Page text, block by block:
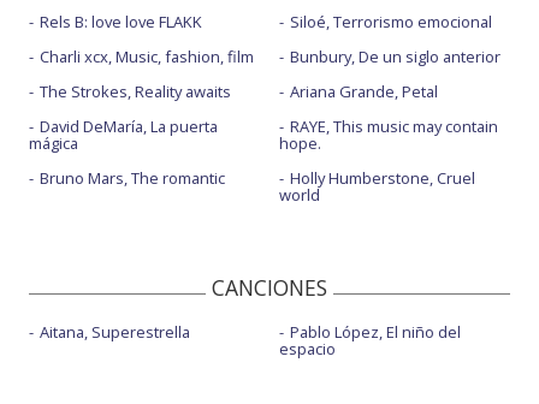
Rels B: love love FLAKK
Charli xcx, Music, fashion, film
The Strokes, Reality awaits
David DeMaría, La puerta
mágica
Bruno Mars, The romantic
Siloé, Terrorismo emocional
Bunbury, De un siglo anterior
Ariana Grande, Petal
RAYE, This music may contain
hope.
Holly Humberstone, Cruel
world
CANCIONES
Aitana, Superestrella Pablo López, El niño del
espacio